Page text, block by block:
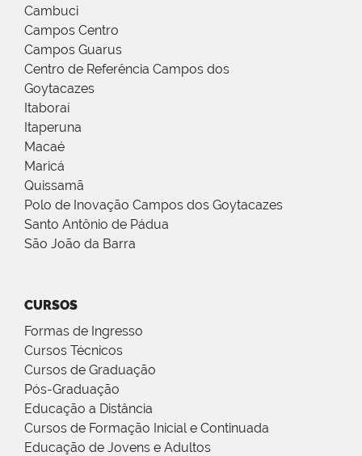
Cambuci
Campos Centro
Campos Guarus
Centro de Referência Campos dos
Goytacazes
Itaboraí
Itaperuna
Macaé
Maricá
Quissamã
Polo de Inovação Campos dos Goytacazes
Santo Antônio de Pádua
São João da Barra
CURSOS
Formas de Ingresso
Cursos Técnicos
Cursos de Graduação
Pós-Graduação
Educação a Distância
Cursos de Formação Inicial e Continuada
Educação de Jovens e Adultos